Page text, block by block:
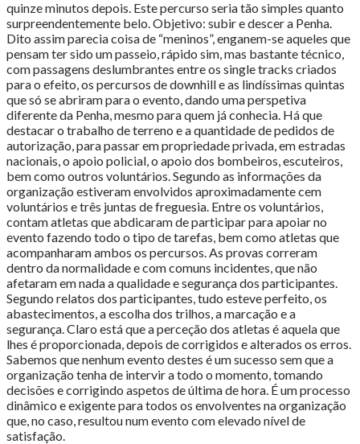
quinze minutos depois. Este percurso seria tão simples quanto
surpreendentemente belo. Objetivo: subir e descer a Penha.
Dito assim parecia coisa de “meninos”, enganem-se aqueles que
pensam ter sido um passeio, rápido sim, mas bastante técnico,
com passagens deslumbrantes entre os single tracks criados
para o efeito, os percursos de downhill e as lindíssimas quintas
que só se abriram para o evento, dando uma perspetiva
diferente da Penha, mesmo para quem já conhecia. Há que
destacar o trabalho de terreno e a quantidade de pedidos de
autorização, para passar em propriedade privada, em estradas
nacionais, o apoio policial, o apoio dos bombeiros, escuteiros,
bem como outros voluntários. Segundo as informações da
organização estiveram envolvidos aproximadamente cem
voluntários e três juntas de freguesia. Entre os voluntários,
contam atletas que abdicaram de participar para apoiar no
evento fazendo todo o tipo de tarefas, bem como atletas que
acompanharam ambos os percursos. As provas correram
dentro da normalidade e com comuns incidentes, que não
afetaram em nada a qualidade e segurança dos participantes.
Segundo relatos dos participantes, tudo esteve perfeito, os
abastecimentos, a escolha dos trilhos, a marcação e a
segurança. Claro está que a perceção dos atletas é aquela que
lhes é proporcionada, depois de corrigidos e alterados os erros.
Sabemos que nenhum evento destes é um sucesso sem que a
organização tenha de intervir a todo o momento, tomando
decisões e corrigindo aspetos de última de hora. É um processo
dinâmico e exigente para todos os envolventes na organização
que, no caso, resultou num evento com elevado nível de
satisfação.